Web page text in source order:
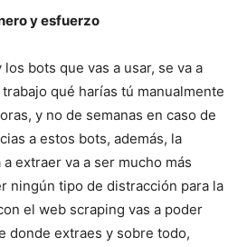
y esfuerzo
bots que vas a usar, se va a
qué harías tú manualmente
y no de semanas en caso de
a estos bots, además, la
extraer va a ser mucho más
ningún tipo de distracción para la
el web scraping vas a poder
donde extraes y sobre todo,